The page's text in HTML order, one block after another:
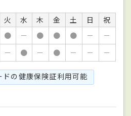
火 水 木 金 土 日
祝
● － ● ● ● －
－
－ ● － ● － － －
の健康保険証利用可能